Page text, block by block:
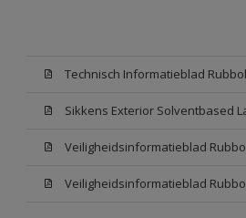
Technisch Informatieblad Rubbol